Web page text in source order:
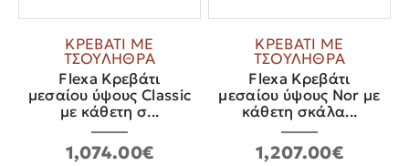
ΚΡΕΒΑΤΙ ΜΕ
ΤΣΟΥΛΗΘΡΑ
Flexa Κρεβάτι
μεσαίου ύψους Classic
με κάθετη σ...
1,074.00€
ΚΡΕΒΑΤΙ ΜΕ
ΤΣΟΥΛΗΘΡΑ
Flexa Κρεβάτι
μεσαίου ύψους Nor με
κάθετη σκάλα...
1,207.00€